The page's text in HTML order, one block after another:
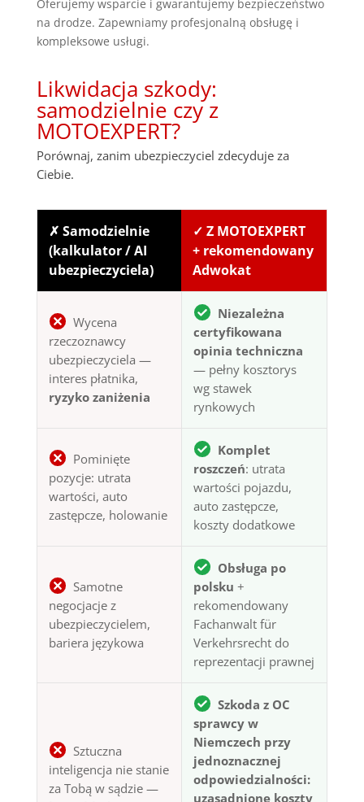
Oferujemy wsparcie i gwarantujemy bezpieczeństwo
na drodze. Zapewniamy profesjonalną obsługę i
kompleksowe usługi.
Likwidacja szkody:
samodzielnie czy z
MOTOEXPERT?
Porównaj, zanim ubezpieczyciel zdecyduje za
Ciebie.
✗ Samodzielnie
(kalkulator / AI
ubezpieczyciela)
✓ Z MOTOEXPERT
+ rekomendowany
Adwokat
Wycena
rzeczoznawcy
ubezpieczyciela —
interes płatnika,
ryzyko zaniżenia
Niezależna
certyfikowana
opinia techniczna
— pełny kosztorys
wg stawek
rynkowych
Pominięte
pozycje: utrata
wartości, auto
zastępcze, holowanie
Komplet
roszczeń: utrata
wartości pojazdu,
auto zastępcze,
koszty dodatkowe
Samotne
negocjacje z
ubezpieczycielem,
bariera językowa
Obsługa po
polsku +
rekomendowany
Fachanwalt für
Verkehrsrecht do
reprezentacji prawnej
Sztuczna
inteligencja nie stanie
za Tobą w sądzie —
Szkoda z OC
sprawcy w
Niemczech przy
jednoznacznej
odpowiedzialności:
uzasadnione koszty